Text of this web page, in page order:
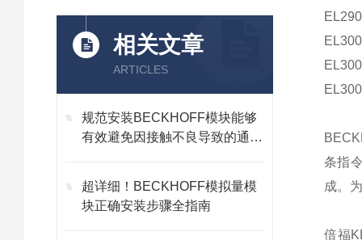
相关文章
ARTICLES
规范安装BECKHOFF模块能够
有效避免因接触不良导致的通讯
超详细！BECKHOFF模拟量模
块正确安装步骤全指南
条指
成。
倍福